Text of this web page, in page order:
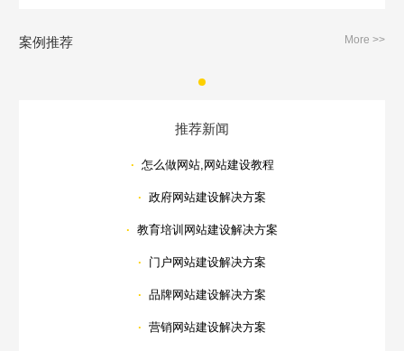
案例推荐 More >>
推荐新闻
· 怎么做网站,网站建设教程
· 政府网站建设解决方案
· 教育培训网站建设解决方案
· 门户网站建设解决方案
· 品牌网站建设解决方案
· 营销网站建设解决方案